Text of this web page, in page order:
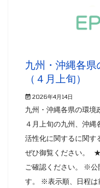
九州・沖縄各
（４月上旬）
2026年4月14日
九州・沖縄各県の環境
４月上旬の九州、沖
活性化に関するに関す
ぜひ御覧ください。
ご確認ください。 ※公
す。 ※表示順、日程